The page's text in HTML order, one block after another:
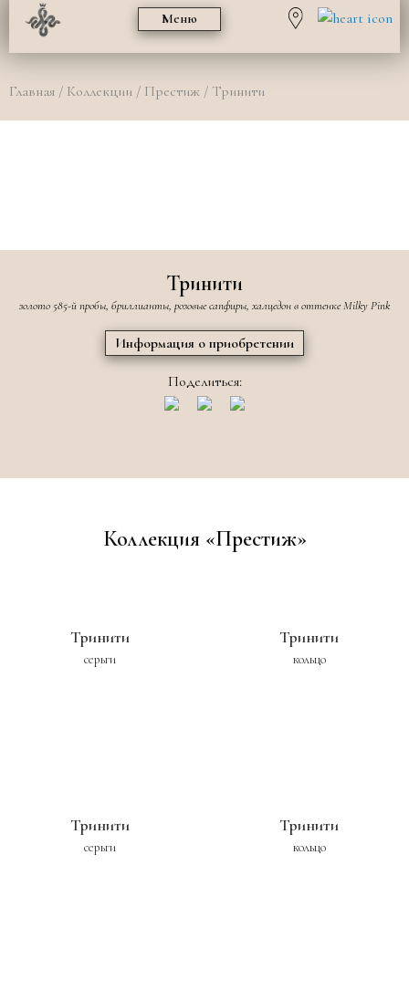
Меню
Главная / Коллекции / Престиж / Тринити
Тринити
золото 585-й пробы, бриллианты, розовые сапфиры, халцедон в оттенке Milky Pink
Информация о приобретении
Поделиться:
Коллекция «Престиж»
Тринити
серьги
Тринити
кольцо
Тринити
серьги
Тринити
кольцо